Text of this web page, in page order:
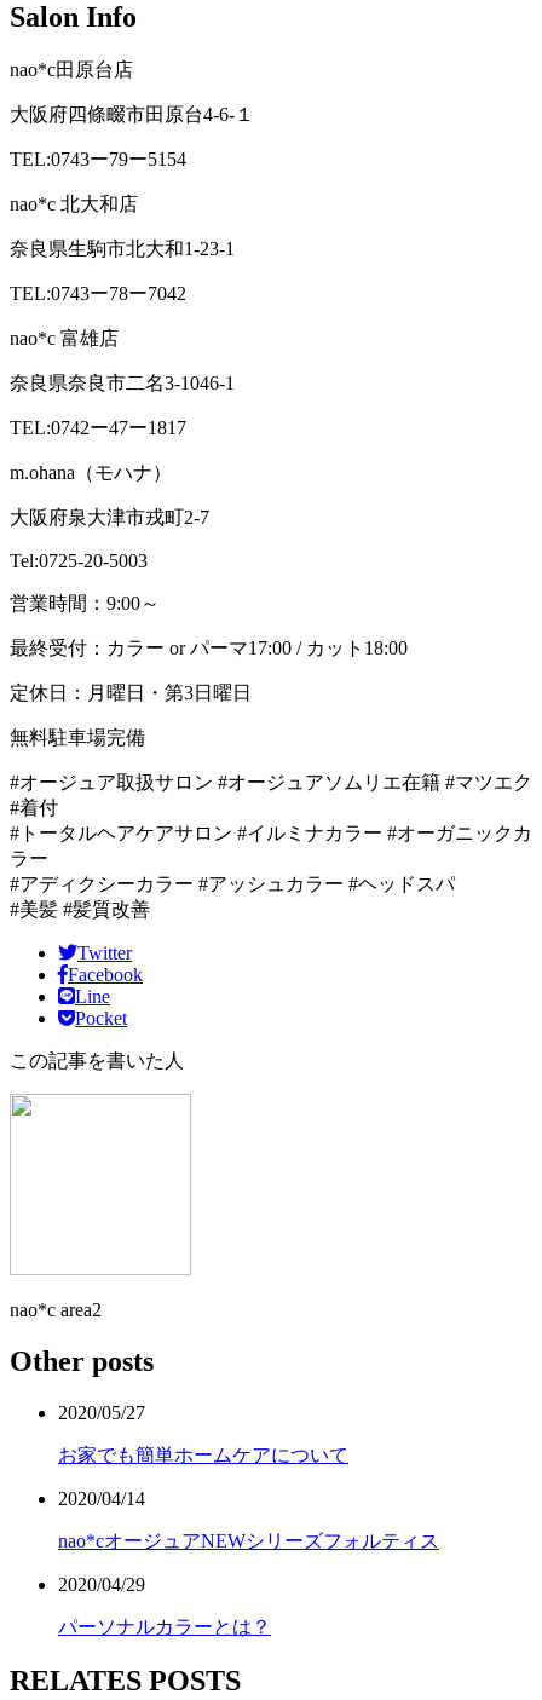
Salon Info
nao*c田原台店
大阪府四條畷市田原台4-6-１
TEL:0743ー79ー5154
nao*c 北大和店
奈良県生駒市北大和1-23-1
TEL:0743ー78ー7042
nao*c 富雄店
奈良県奈良市二名3-1046-1
TEL:0742ー47ー1817
m.ohana（モハナ）
大阪府泉大津市戎町2-7
Tel:0725-20-5003
営業時間：9:00～
最終受付：カラー or パーマ17:00 / カット18:00
定休日：月曜日・第3日曜日
無料駐車場完備
#オージュア取扱サロン #オージュアソムリエ在籍 #マツエク
#着付
#トータルヘアケアサロン #イルミナカラー #オーガニックカ
ラー
#アディクシーカラー #アッシュカラー #ヘッドスパ
#美髪 #髪質改善
Twitter
Facebook
Line
Pocket
この記事を書いた人
nao*c area2
Other posts
2020/05/27
お家でも簡単ホームケアについて
2020/04/14
nao*cオージュアNEWシリーズフォルティス
2020/04/29
パーソナルカラーとは？
RELATES POSTS